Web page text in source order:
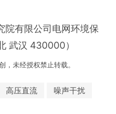
院有限公司电网环境保
武汉 430000）
，未经授权禁止转载。
高压直流
噪声干扰